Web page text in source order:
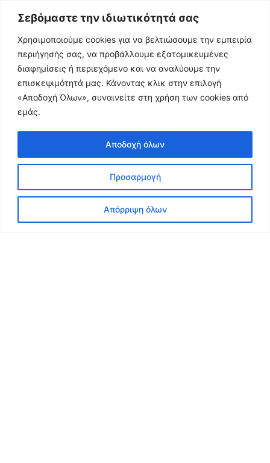
Σεβόμαστε την ιδιωτικότητά σας
Χρησιμοποιούμε cookies για να βελτιώσουμε την εμπειρία
περιήγησής σας, να προβάλλουμε εξατομικευμένες
διαφημίσεις ή περιεχόμενο και να αναλύουμε την
επισκεψιμότητά μας. Κάνοντας κλικ στην επιλογή
«Αποδοχή Όλων», συναινείτε στη χρήση των cookies από
εμάς.
Προσαρμογή
Απόρριψη όλων
Αποδοχή όλων
Κλείσε Θέση
Κλείσε Θέση
Κλείσε Θέση
Κλείσε Θέση
Κλείσε Θέση
Κλείσε Θέση
Κλείσε Θέση
Κλείσε Θέση
Κλείσε Θέση
ΑΕΡΟΔΡΟΜΙΟΥ 7/6/23 Ο ΧΩΡΟΣ ΑΠΟΒΙΒΑΣΗΣ ΚΑΙ
ΕΠΙΒΙΒΑΣΗΣ ΘΑ ΓΙΝΕΤΑΙ ΑΠΟ ΤΟ ΠΑΡΚΙΝΓΚ ΤΩΝ
TRANSFER-ΛΕΩΦΟΡΕΙΩΝ ΠΟΥ ΒΡΙΣΚΕΤΑΙ ΔΙΠΛΑ (30 Μ)
ΑΠΟ ΤΗΝ ΠΥΛΗ 5 ΣΤΟΝ ΧΩΡΟ ΤΩΝ ΑΦΙΞΕΩΝ